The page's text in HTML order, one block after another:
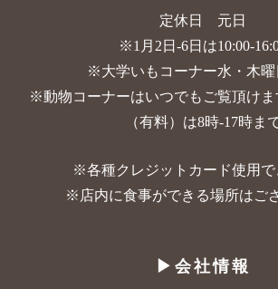
定休日 元日
※1月2日-6日は10:00-
※大学いもコーナー水・木曜
※動物コーナーはいつでもご覧頂けま
（有料）は8時-17時ま
※各種クレジットカード使用で
※店内に食事ができる場所はご
▶︎会社情報